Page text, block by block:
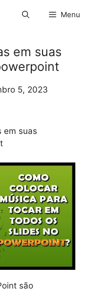
Menu
em suas
5, 2023
em suas
são